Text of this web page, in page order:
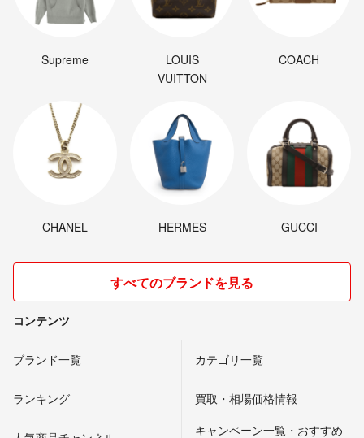
Supreme
LOUIS
VUITTON
COACH
CHANEL HERMES GUCCI
すべてのブランドを見る
コンテンツ
ブランド一覧 カテゴリ一覧
ランキング 買取・相場価格情報
キャンペーン一覧・おすすめ